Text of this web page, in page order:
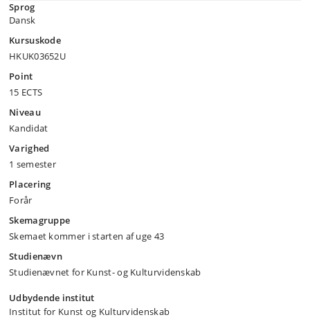
Sprog
Dansk
Kursuskode
HKUK03652U
Point
15 ECTS
Niveau
Kandidat
Varighed
1 semester
Placering
Forår
Skemagruppe
Skemaet kommer i starten af uge 43
Studienævn
Studienævnet for Kunst- og Kulturvidenskab
Udbydende institut
Institut for Kunst og Kulturvidenskab